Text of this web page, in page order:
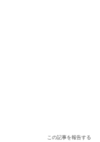
この記事を報告する